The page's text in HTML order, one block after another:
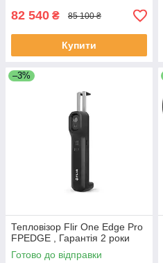
82 540 ₴ 85 100 ₴
Купити
–3%
Тепловізор Flir One Edge Pro
FPEDGE , Гарантія 2 роки
Готово до відправки